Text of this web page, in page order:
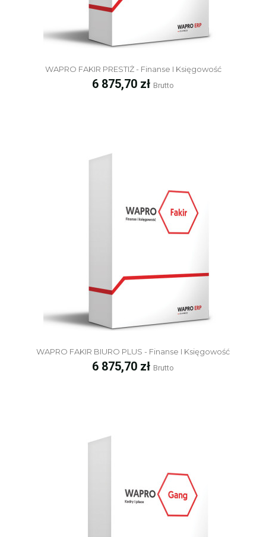
WAPRO FAKIR PRESTIŻ - Finanse I Księgowość
Cena
6 875,70 zł Brutto
WAPRO FAKIR BIURO PLUS - Finanse I Księgowość
Cena
6 875,70 zł Brutto